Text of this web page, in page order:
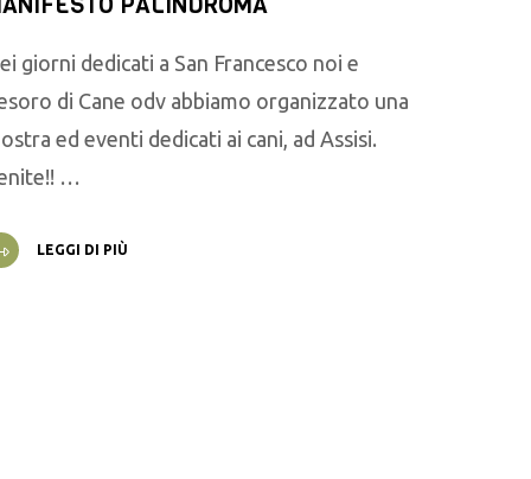
giorni dedicati a San Francesco noi e
di Cane odv abbiamo organizzato una
ed eventi dedicati ai cani, ad Assisi.
…
LEGGI DI PIÙ